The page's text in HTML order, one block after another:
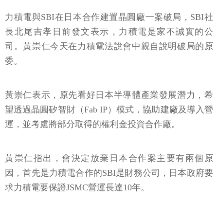
力積電與SBI在日本合作建置晶圓廠一案破局，SBI社
長北尾吉孝日前發文表示，力積電是家不誠實的公
司。黃崇仁今天在力積電法說會中親自說明破局的原
委。
黃崇仁表示，原先看好日本半導體產業發展潛力，希
望透過晶圓矽智財（Fab IP）模式，協助建廠及導入營
運，並考慮將部分取得的權利金投資合作廠。
黃崇仁指出，會決定放棄日本合作案主要有兩個原
因，首先是力積電合作的SBI是財務公司，日本政府要
求力積電要保證JSMC營運長達10年。